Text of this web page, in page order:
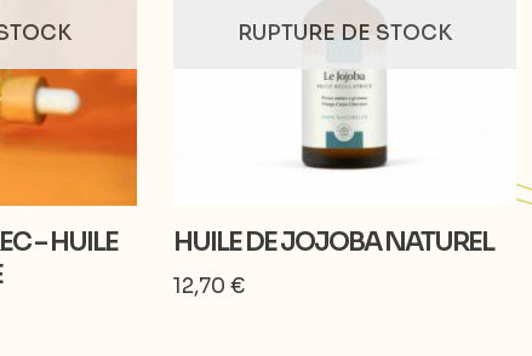
– HUILE
RUPTURE DE STOCK
HUILE DE JOJOBA NATUREL
12,70 €